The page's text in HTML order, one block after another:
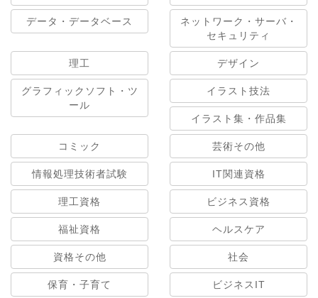
データ・データベース
ネットワーク・サーバ・
セキュリティ
理工 デザイン
グラフィックソフト・ツ
ール
イラスト技法
イラスト集・作品集
コミック 芸術その他
情報処理技術者試験 IT関連資格
理工資格 ビジネス資格
福祉資格 ヘルスケア
資格その他 社会
保育・子育て ビジネスIT